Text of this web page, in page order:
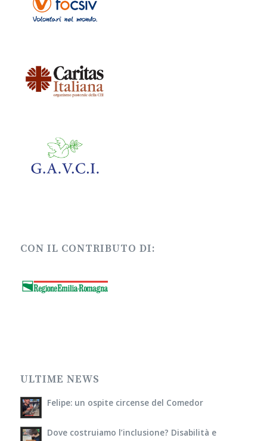
CON IL CONTRIBUTO DI:
ULTIME NEWS
Felipe: un ospite circense del Comedor
Dove costruiamo l’inclusione? Disabilità e